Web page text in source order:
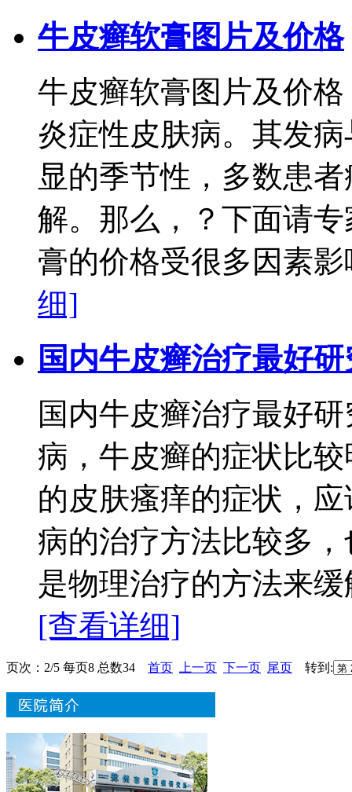
牛皮癣软膏图片及价格
牛皮癣软膏图片及价
炎症性皮肤病。其发
显的季节性，多数患
解。那么，？下面请
膏的价格受很多因素
细]
国内牛皮癣治疗最好
国内牛皮癣治疗最好
病，牛皮癣的症状比
的皮肤瘙痒的症状，
病的治疗方法比较多
是物理治疗的方法来
[查看详细]
页次：2/5 每页8 总数34 首页 上一页 下一页 尾页 转到: